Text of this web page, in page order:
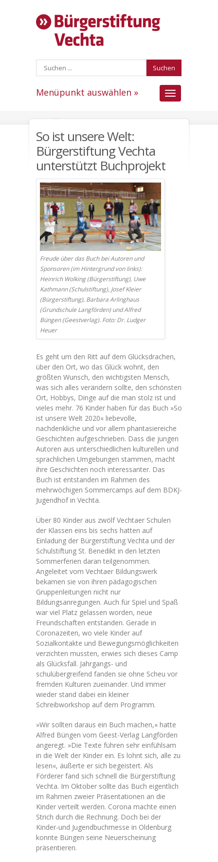
Suchen
Menüpunkt auswählen »
Menüpunkt
auswählen
So ist unsere Welt:
Bürgerstiftung Vechta
unterstützt Buchprojekt
Freude über das Buch bei Autoren und
Sponsoren (im Hintergrund von links):
Heinrich Wolking (Bürgerstiftung), Uwe
Kathmann (Schulstiftung), Josef Kleier
(Bürgerstiftung), Barbara Arlinghaus
(Grundschule Langförden) und Alfred
Büngen (Geestverlag). Foto: Dr. Ludger
Heuer
Es geht um den Ritt auf dem Glücksdrachen,
über den Ort, wo das Glück wohnt, den
größten Wunsch, den wichtigsten Mensch,
was sich alles verändern sollte, den schönsten
Ort, Hobbys, Dinge auf die man stolz ist und
vieles mehr. 76 Kinder haben für das Buch »So
ist unsere Welt 2020« liebevolle,
nachdenkliche und vor allem phantasiereiche
Geschichten aufgeschrieben. Dass die jungen
Autoren aus unterschiedlichen kulturellen und
sprachlichen Umgebungen stammen, macht
ihre Geschichten noch interessanter. Das
Buch ist entstanden im Rahmen des
mehrwöchigen Sommercamps auf dem BDKJ-
Jugendhof in Vechta.
Über 80 Kinder aus zwölf Vechtaer Schulen
der Klassen eins bis sechs hatten auf
Einladung der Bürgerstiftung Vechta und der
Schulstiftung St. Benedikt in den letzten
Sommerferien daran teilgenommen.
Angeleitet vom Vechtaer Bildungswerk
bekamen sie von ihren pädagogischen
Gruppenleitungen nicht nur
Bildungsanregungen. Auch für Spiel und Spaß
war viel Platz gelassen worden, neue
Freundschaften entstanden. Gerade in
Coronazeiten, wo viele Kinder auf
Sozialkontakte und Bewegungsmöglichkeiten
verzichten mussten, erwies sich dieses Camp
als Glücksfall. Jahrgangs- und
schulübergreifend fanden sie ohne Scheu vor
fremden Kulturen zueinander. Und immer
wieder stand dabei ein kleiner
Schreibworkshop auf dem Programm.
»Wir sollten daraus ein Buch machen,« hatte
Alfred Büngen vom Geest-Verlag Langförden
angeregt. »Die Texte führen sehr einfühlsam
in die Welt der Kinder ein. Es lohnt sich, alle zu
lesen«, äußerte er sich begeistert. Als
Förderer fand sich schnell die Bürgerstiftung
Vechta. Im Oktober sollte das Buch eigentlich
im Rahmen zweier Präsentationen an die
Kinder verteilt werden. Corona machte einen
Strich durch die Rechnung. Doch bei der
Kinder-und Jugendbuchmesse in Oldenburg
konnte Büngen seine Neuerscheinung
präsentieren.